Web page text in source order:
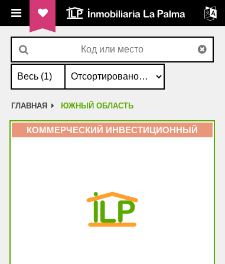
ILP Inmobiliaria La Palma
ГЛАВНАЯ ЮЖНЫЙ ОБЛАСТЬ
КОММЕРЧЕСКИЙ ИНВЕСТИЦИОННЫЙ